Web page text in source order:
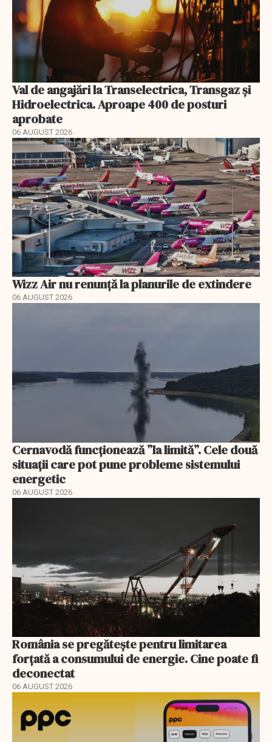
Val de angajări la Transelectrica, Transgaz și
Hidroelectrica. Aproape 400 de posturi
aprobate
06 AUGUST 2026
Wizz Air nu renunță la planurile de extindere
06 AUGUST 2026
Cernavodă funcționează ”la limită”. Cele două
situații care pot pune probleme sistemului
energetic
06 AUGUST 2026
România se pregătește pentru limitarea
forțată a consumului de energie. Cine poate fi
deconectat
06 AUGUST 2026